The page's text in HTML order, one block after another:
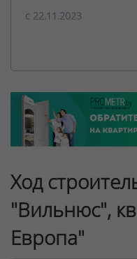
c 22.11.2023
Ход
"Вильнюс",
Европа"